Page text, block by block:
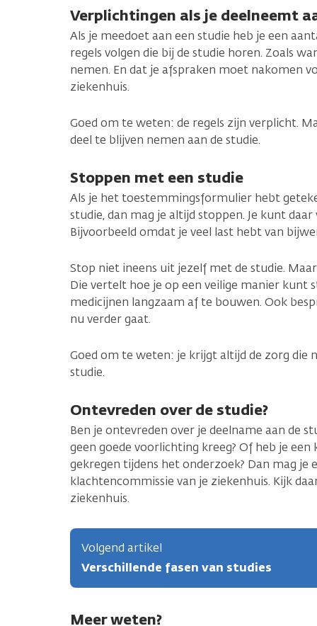
Verplichtingen als je deelneemt
Als je meedoet aan een studie heb je een
regels volgen die bij de studie horen. Zoals
nemen. En dat je afspraken moet nakomen
ziekenhuis.
Goed om te weten: de regels zijn verplicht.
deel te blijven nemen aan de studie.
Stoppen met een studie
Als je het toestemmingsformulier hebt
studie, dan mag je altijd stoppen. Je kunt
Bijvoorbeeld omdat je veel last hebt van
Stop niet ineens uit jezelf met de studie.
Die vertelt hoe je op een veilige manier kunt
medicijnen langzaam af te bouwen. Ook
nu verder gaat.
Goed om te weten: je krijgt altijd de zorg die
studie.
Ontevreden over de studie?
Ben je ontevreden over je deelname aan de
geen goede voorlichting kreeg? Of heb je
gekregen tijdens het onderzoek? Dan mag je
klachtencommissie van je ziekenhuis. Kijk
ziekenhuis.
Volgend artikel
Verschillende fasen van studies
Meer weten?